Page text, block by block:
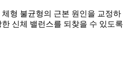
형 불균형의 근본 원인을 교정하
신체 밸런스를 되찾을 수 있도록